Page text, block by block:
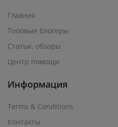
Главная
Топовые блогеры
Статьи, обзоры
Центр помощи
Информация
Terms & Conditions
Контакты